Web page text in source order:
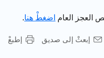
العاماضغطْ هنا.
إطبعْ
إبعثْ إلى صديق